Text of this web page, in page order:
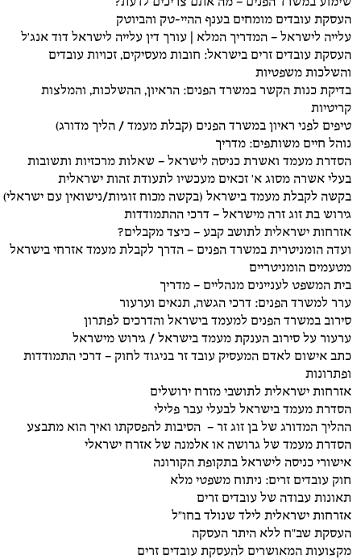
העסקת עובדים מומחים בענף ההיי-טק והביוטק
עלייה לישראל – המדריך המלא | עורך דין עלייה לישראל דוד אנג'ל
העסקת עובדים זרים בישראל: חובות מעסיקים, זכויות עובדים
והשלכות משפטיות
בדיקת כנות הקשר במשרד הפנים: הראיון, ההשלכות, והמלצות
קריטיות
טיפים לפני ראיון במשרד הפנים (קבלת מעמד / הליך מדורג)
נוהל חיים משותפים: מדריך
הסדרת מעמד ואשרת כניסה לישראל – שאלות מרכזיות ותשובות
בעלי אשרה מסוג א' זכאים מעכשיו לתעודת זהות ישראלית
בקשה לקבלת מעמד בישראל (בקשה מכוח זוגיות/נישואין עם ישראלי)
גירוש בת זוג זרה מישראל – דרכי ההתמודדות
אזרחות ישראלית לתושב קבע – כיצד מקבלים?
ועדה הומניטרית במשרד הפנים – הדרך לקבלת מעמד אזרחי בישראל
מטעמים הומניטריים
בית המשפט לעניינים מנהליים – מדריך
ערר למשרד הפנים: דרכי הגשה, תנאים וערעור
סירוב במשרד הפנים למעמד בישראל והדרכים לפתרון
ערעור על סירוב הענקת מעמד בישראל / גירוש מישראל
כתב אישום לאדם המעסיק עובד זר בניגוד לחוק – דרכי התמודדות
ופתרונות
אזרחות ישראלית לתושבי מזרח ירושלים
הסדרת מעמד בישראל לבעלי עבר פלילי
ההליך המדורג של בן זוג זר – הסיבות להפסקתו ואיך הוא מתבצע
הסדרת מעמד של גרושה או אלמנה של אזרח ישראלי
אישורי כניסה לישראל בתקופת הקורונה
חוק עובדים זרים: ניתוח משפטי מלא
תאונות עבודה של עובדים זרים
אזרחות ישראלית לילד שנולד בחו"ל
העסקת שב"ח ללא היתר העסקה
מקצועות המאושרים להעסקת עובדים זרים